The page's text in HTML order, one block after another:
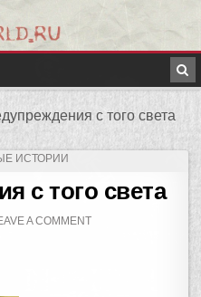
с того света
ИСТОРИИ
с того света
A COMMENT